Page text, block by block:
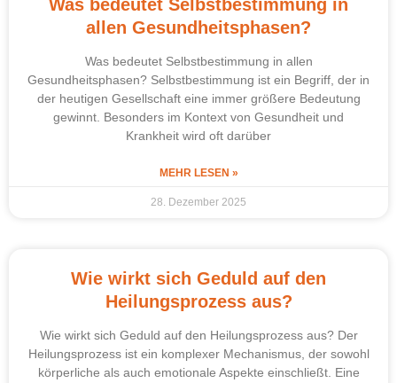
Was bedeutet Selbstbestimmung in
allen Gesundheitsphasen?
Was bedeutet Selbstbestimmung in allen
Gesundheitsphasen? Selbstbestimmung ist ein Begriff, der in
der heutigen Gesellschaft eine immer größere Bedeutung
gewinnt. Besonders im Kontext von Gesundheit und
Krankheit wird oft darüber
MEHR LESEN »
28. Dezember 2025
Wie wirkt sich Geduld auf den
Heilungsprozess aus?
Wie wirkt sich Geduld auf den Heilungsprozess aus? Der
Heilungsprozess ist ein komplexer Mechanismus, der sowohl
körperliche als auch emotionale Aspekte einschließt. Eine